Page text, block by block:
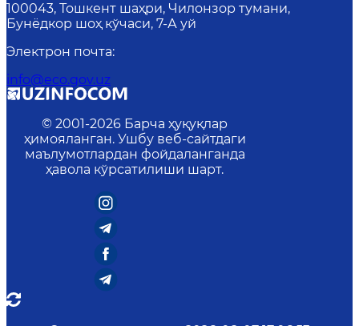
100043, Тошкент шаҳри, Чилонзор тумани,
Бунёдкор шоҳ кўчаси, 7-А уй
Электрон почта:
info@eco.gov.uz
© 2001-2026 Барча ҳуқуқлар
ҳимояланган. Ушбу веб-сайтдаги
маълумотлардан фойдаланганда
ҳавола кўрсатилиши шарт.